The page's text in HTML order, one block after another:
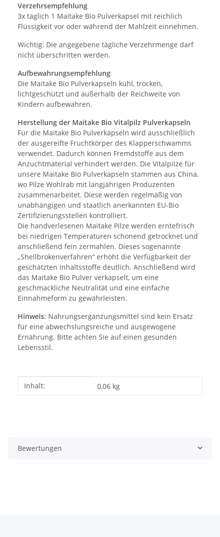
Verzehrsempfehlung
3x täglich 1 Maitake Bio Pulverkapsel mit reichlich
Flüssigkeit vor oder während der Mahlzeit einnehmen.
Wichtig: Die angegebene tägliche Verzehrmenge darf
nicht überschritten werden.
Aufbewahrungsempfehlung
Die Maitake Bio Pulverkapseln kühl, trocken,
lichtgeschützt und außerhalb der Reichweite von
Kindern aufbewahren.
Herstellung der Maitake Bio Vitalpilz Pulverkapseln
Für die Maitake Bio Pulverkapseln wird ausschließlich
der ausgereifte Fruchtkörper des Klapperschwamms
verwendet. Dadurch können Fremdstoffe aus dem
Anzuchtmaterial verhindert werden. Die Vitalpilze für
unsere Maitake Bio Pulverkapseln stammen aus China,
wo Pilze Wohlrab mit langjährigen Produzenten
zusammenarbeitet. Diese werden regelmäßig von
unabhängigen und staatlich anerkannten EU-Bio
Zertifizierungsstellen kontrolliert.
Die handverlesenen Maitake Pilze werden erntefrisch
bei niedrigen Temperaturen schonend getrocknet und
anschließend fein zermahlen. Dieses sogenannte
„Shellbrokenverfahren“ erhöht die Verfügbarkeit der
geschätzten Inhaltsstoffe deutlich. Anschließend wird
das Maitake Bio Pulver verkapselt, um eine
geschmackliche Neutralität und eine einfache
Einnahmeform zu gewährleisten.
Hinweis: Nahrungsergänzungsmittel sind kein Ersatz
für eine abwechslungsreiche und ausgewogene
Ernährung. Bitte achten Sie auf einen gesunden
Lebensstil.
Produkteigenschaft
Wert
Inhalt: 0,06 kg
Bewertungen